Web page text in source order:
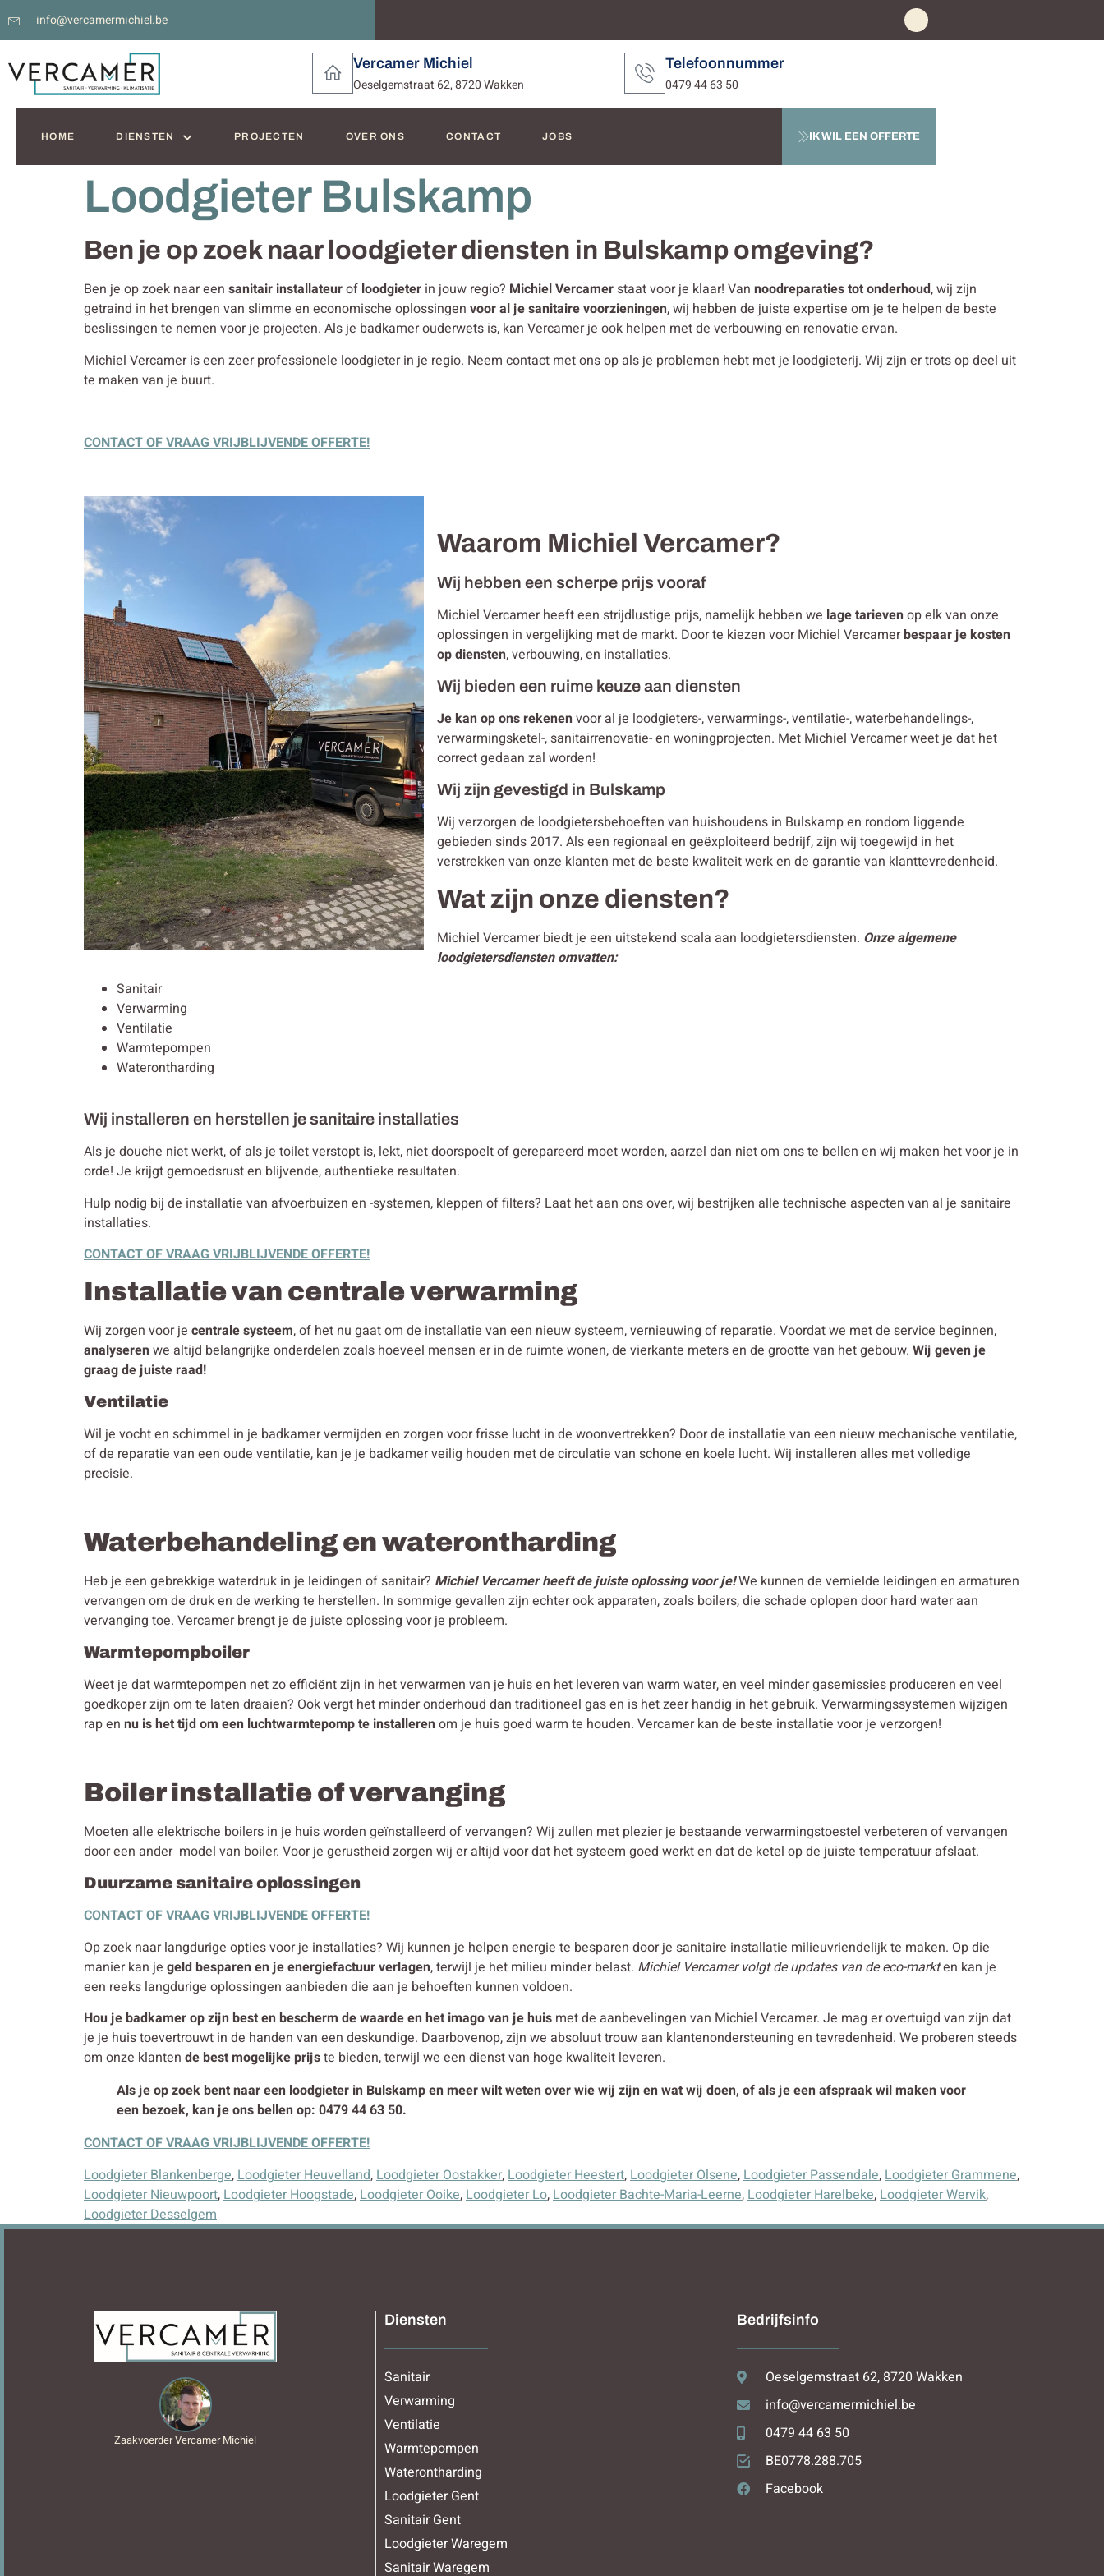
info@vercamermichiel.be
Vercamer Michiel
Oeselgemstraat 62, 8720 Wakken
Telefoonnummer
0479 44 63 50
HOME DIENSTEN PROJECTEN OVER ONS CONTACT JOBS IK WIL EEN OFFERTE
Loodgieter Bulskamp
Ben je op zoek naar loodgieter diensten in Bulskamp omgeving?
Ben je op zoek naar een sanitair installateurof loodgieter in jouw regio? Michiel Vercamerstaat voor je klaar! Van noodreparaties tot onderhoud, wij zijn
getraind in het brengen van slimme en economische oplossingen voor al je sanitaire voorzieningen, wij hebben de juiste expertise om je te helpen de beste
beslissingen te nemen voor je projecten. Als je badkamer ouderwets is, kan Vercamer je ook helpen met de verbouwing en renovatie ervan.
Michiel Vercamer is een zeer professionele loodgieter in je regio. Neem contact met ons op als je problemen hebt met je loodgieterij. Wij zijn er trots op deel uit
te maken van je buurt.
CONTACT OF VRAAG VRIJBLIJVENDE OFFERTE!
Waarom Michiel Vercamer?
Wij hebben een scherpe prijs vooraf
Michiel Vercamer heeft een strijdlustige prijs, namelijk hebben we lage tarievenop elk van onze
oplossingen in vergelijking met de markt. Door te kiezen voor Michiel Vercamerbespaar je kosten
op diensten, verbouwing, en installaties.
Wij bieden een ruime keuze aan diensten
Je kan op ons rekenenvoor al je loodgieters-, verwarmings-, ventilatie-, waterbehandelings-,
verwarmingsketel-, sanitairrenovatie- en woningprojecten. Met Michiel Vercamer weet je dat het
correct gedaan zal worden!
Wij zijn gevestigd in Bulskamp
Wij verzorgen de loodgietersbehoeften van huishoudens in Bulskamp en rondom liggende
gebieden sinds 2017. Als een regionaal en geëxploiteerd bedrijf, zijn wij toegewijd in het
verstrekken van onze klanten met de beste kwaliteit werk en de garantie van klanttevredenheid.
Wat zijn onze diensten?
Michiel Vercamer biedt je een uitstekend scala aan loodgietersdiensten. Onze algemene
loodgietersdiensten omvatten:
Sanitair
Verwarming
Ventilatie
Warmtepompen
Waterontharding
Wij installeren en herstellen je sanitaire installaties
Als je douche niet werkt, of als je toilet verstopt is, lekt, niet doorspoelt of gerepareerd moet worden, aarzel dan niet om ons te bellen en wij maken het voor je in
orde! Je krijgt gemoedsrust en blijvende, authentieke resultaten.
Hulp nodig bij de installatie van afvoerbuizen en -systemen, kleppen of filters? Laat het aan ons over, wij bestrijken alle technische aspecten van al je sanitaire
installaties.
CONTACT OF VRAAG VRIJBLIJVENDE OFFERTE!
Installatie van centrale verwarming
Wij zorgen voor je centrale systeem, of het nu gaat om de installatie van een nieuw systeem, vernieuwing of reparatie. Voordat we met de service beginnen,
analyserenwe altijd belangrijke onderdelen zoals hoeveel mensen er in de ruimte wonen, de vierkante meters en de grootte van het gebouw. Wij geven je
graag de juiste raad!
Ventilatie
Wil je vocht en schimmel in je badkamer vermijden en zorgen voor frisse lucht in de woonvertrekken? Door de installatie van een nieuw mechanische ventilatie,
of de reparatie van een oude ventilatie, kan je je badkamer veilig houden met de circulatie van schone en koele lucht. Wij installeren alles met volledige
precisie.
Waterbehandeling en waterontharding
Heb je een gebrekkige waterdruk in je leidingen of sanitair? Michiel Vercamer heeft de juiste oplossing voor je!We kunnen de vernielde leidingen en armaturen
vervangen om de druk en de werking te herstellen. In sommige gevallen zijn echter ook apparaten, zoals boilers, die schade oplopen door hard water aan
vervanging toe. Vercamer brengt je de juiste oplossing voor je probleem.
Warmtepompboiler
Weet je dat warmtepompen net zo efficiënt zijn in het verwarmen van je huis en het leveren van warm water, en veel minder gasemissies produceren en veel
goedkoper zijn om te laten draaien? Ook vergt het minder onderhoud dan traditioneel gas en is het zeer handig in het gebruik. Verwarmingssystemen wijzigen
rap en nu is het tijd om een luchtwarmtepomp te installerenom je huis goed warm te houden. Vercamer kan de beste installatie voor je verzorgen!
Boiler installatie of vervanging
Moeten alle elektrische boilers in je huis worden geïnstalleerd of vervangen? Wij zullen met plezier je bestaande verwarmingstoestel verbeteren of vervangen
door een ander model van boiler. Voor je gerustheid zorgen wij er altijd voor dat het systeem goed werkt en dat de ketel op de juiste temperatuur afslaat.
Duurzame sanitaire oplossingen
CONTACT OF VRAAG VRIJBLIJVENDE OFFERTE!
Op zoek naar langdurige opties voor je installaties? Wij kunnen je helpen energie te besparen door je sanitaire installatie milieuvriendelijk te maken. Op die
manier kan je geld besparen en je energiefactuur verlagen, terwijl je het milieu minder belast. Michiel Vercamer volgt de updates van de eco-markten kan je
een reeks langdurige oplossingen aanbieden die aan je behoeften kunnen voldoen.
Hou je badkamer op zijn best en bescherm de waarde en het imago van je huis met de aanbevelingen van Michiel Vercamer. Je mag er overtuigd van zijn dat
je je huis toevertrouwt in de handen van een deskundige. Daarbovenop, zijn we absoluut trouw aan klantenondersteuning en tevredenheid. We proberen steeds
om onze klanten de best mogelijke prijste bieden, terwijl we een dienst van hoge kwaliteit leveren.
Als je op zoek bent naar een loodgieter in Bulskamp en meer wilt weten over wie wij zijn en wat wij doen, of als je een afspraak wil maken voor
een bezoek, kan je ons bellen op: 0479 44 63 50.
CONTACT OF VRAAG VRIJBLIJVENDE OFFERTE!
Loodgieter Blankenberge, Loodgieter Heuvelland, Loodgieter Oostakker, Loodgieter Heestert, Loodgieter Olsene, Loodgieter Passendale, Loodgieter Grammene,
Loodgieter Nieuwpoort, Loodgieter Hoogstade, Loodgieter Ooike, Loodgieter Lo, Loodgieter Bachte-Maria-Leerne, Loodgieter Harelbeke, Loodgieter Wervik,
Loodgieter Desselgem
Zaakvoerder Vercamer Michiel
Diensten
Sanitair
Verwarming
Ventilatie
Warmtepompen
Waterontharding
Loodgieter Gent
Sanitair Gent
Loodgieter Waregem
Sanitair Waregem
Bedrijfsinfo
Oeselgemstraat 62, 8720 Wakken
info@vercamermichiel.be
0479 44 63 50
BE0778.288.705
Facebook